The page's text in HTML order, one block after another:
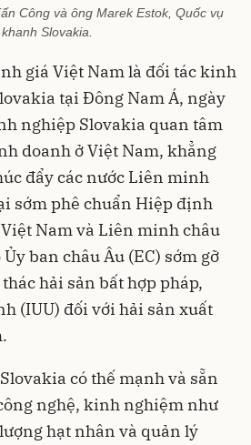
Công và ông Marek Estok, Quốc vụ
khanh Slovakia.
giá Việt Nam là đối tác kinh
tại Đông Nam Á, ngày
nghiệp Slovakia quan tâm
doanh ở Việt Nam, khẳng
đẩy các nước Liên minh
sớm phê chuẩn Hiệp định
Nam và Liên minh châu
ban châu Âu (EC) sớm gỡ
hải sản bất hợp pháp,
(IUU) đối với hải sản xuất
có thế mạnh và sẵn
nghệ, kinh nghiệm như
hạt nhân và quản lý